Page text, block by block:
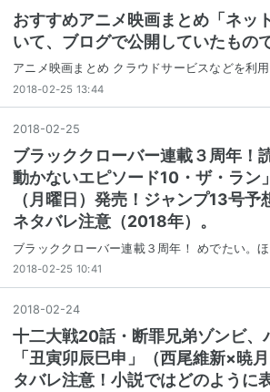
おすすめアニメ映画まとめ「ネッ
いて、ブログで公開していたもの
アニメ映画まとめ クラウドサービスなどを利用
2018-02-25 13:44
2018-02-25
ブラッククローバー連載３周年！
動かないエピソード10・ザ・ラン
（月曜日）発売！ジャンプ13号予
ネタバレ注意（2018年）。
ブラッククローバー連載３周年！ めでたい。ほ
2018-02-25 10:41
2018-02-24
十二大戦20話・断罪兄弟ゾンビ、
「丑寅卯辰巳申」（西尾維新×暁
タバレ注意！小説ではどのように